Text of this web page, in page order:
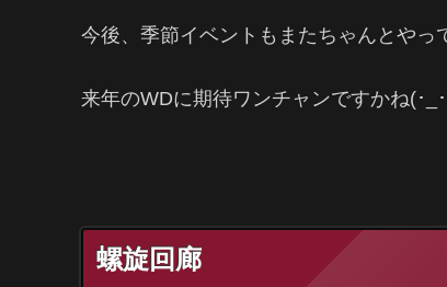
今後、季節イベントもまたちゃんとやっ
来年のWDに期待ワンチャンですかね(･_
螺旋回廊